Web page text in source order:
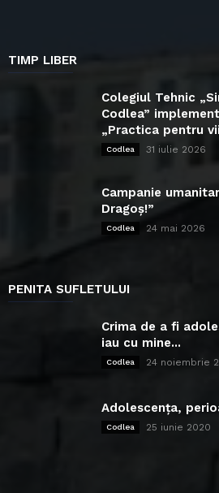
TIMP LIBER
Colegiul Tehnic
Codlea”
„Practica pentru
Codlea 31 iulie 2026
Campanie
Dragoș!”
Codlea 24 mai 2026
PENITA SUFLETULUI
Crima de a fi
iau cu mine...
Codlea 24 noiembrie
Adolescența,
Codlea 25 iunie 2020